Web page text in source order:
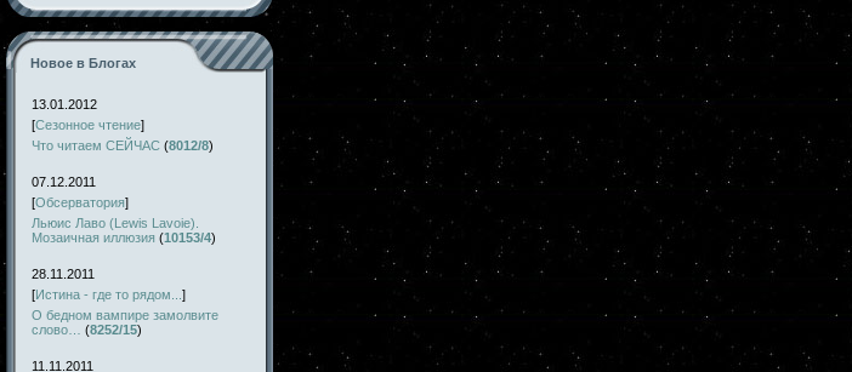
Новое в Блогах
13.01.2012
[Сезонное чтение]
Что читаем СЕЙЧАС (8012/8)
07.12.2011
[Обсерватория]
Льюис Лаво (Lewis Lavoie).
Мозаичная иллюзия (10153/4)
28.11.2011
[Истина - где то рядом... ]
О бедном вампире замолвите
слово…
(8252/15)
11.11.2011